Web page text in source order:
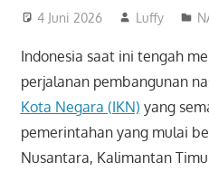
4 Juni 2026 Luffy
Indonesia saat ini tengah
perjalanan pembangunan
Kota Negara (IKN) yang
pemerintahan yang mulai
Nusantara, Kalimantan